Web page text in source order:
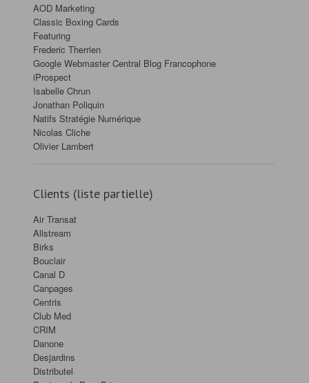
AOD Marketing
Classic Boxing Cards
Featuring
Frederic Therrien
Google Webmaster Central Blog Francophone
iProspect
Isabelle Chrun
Jonathan Poliquin
Natifs Stratégie Numérique
Nicolas Cliche
Olivier Lambert
Clients (liste partielle)
Air Transat
Allstream
Birks
Bouclair
Canal D
Canpages
Centris
Club Med
CRIM
Danone
Desjardins
Distributel